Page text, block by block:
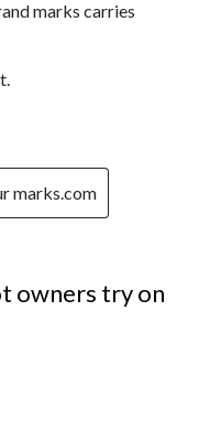
marks carries
marks.com
owners try on